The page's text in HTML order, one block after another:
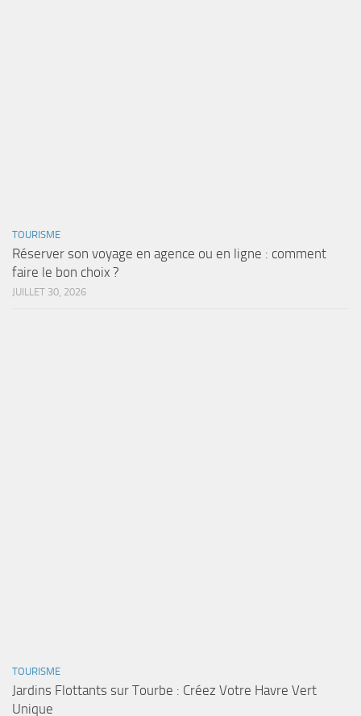
TOURISME
Réserver son voyage en agence ou en ligne : comment
faire le bon choix ?
JUILLET 30, 2026
TOURISME
Jardins Flottants sur Tourbe : Créez Votre Havre Vert
Unique